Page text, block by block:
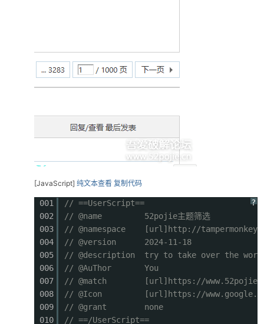
[JavaScript] 纯文本查看 复制代码
?
001
002
003
004
005
006
007
008
009
010
// ==UserScript==
// @name 52pojie主题筛选
// @namespace [url]http://
// @version 2024-11-18
// @description try to take over the
// @AuThor You
// @match [url]https://
// @Icon [url]https://www.google.com/
// @grant none
// ==/UserScript==